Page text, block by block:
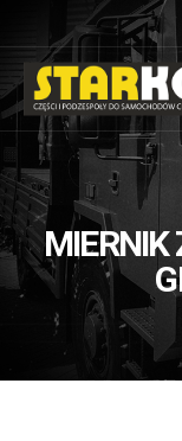
MIERNIK